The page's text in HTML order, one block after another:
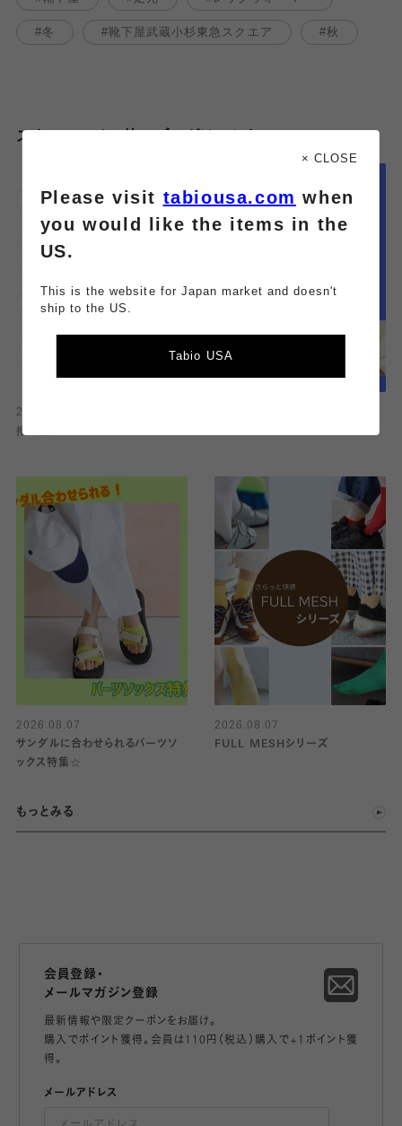
冬 靴下屋武蔵小杉東急スクエア 秋
スタッフのその他のブログはこちら
2026.08.07
撥水効果
2026.08.07
サンダルに合わせられるパーツソ
ックス特集☆
2026.08.07
FULL MESHシリーズ
もっとみる
会員登録・
メールマガジン登録
最新情報や限定クーポンをお届け。
購入でポイント獲得。会員は110円（税込）購入で+1ポイント獲
得。
メールアドレス
× CLOSE
Please visit tabiousa.com when
you would like the items in the
US.
This is the website for Japan market and doesn't
ship to the US.
Tabio USA